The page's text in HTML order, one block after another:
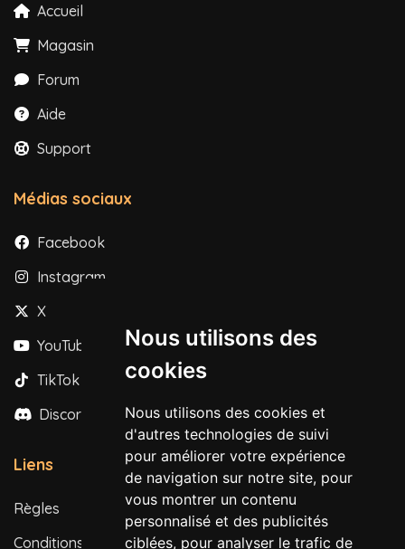
Nous utilisons des
cookies
Nous utilisons des cookies et
d'autres technologies de suivi
pour améliorer votre expérience
de navigation sur notre site, pour
vous montrer un contenu
personnalisé et des publicités
ciblées, pour analyser le trafic de
Accueil
Magasin
Forum
Aide
Support
Médias sociaux
Facebook
Instagram
X
YouTube
TikTok
Discord
Liens
Règles
Conditions d'utilisation